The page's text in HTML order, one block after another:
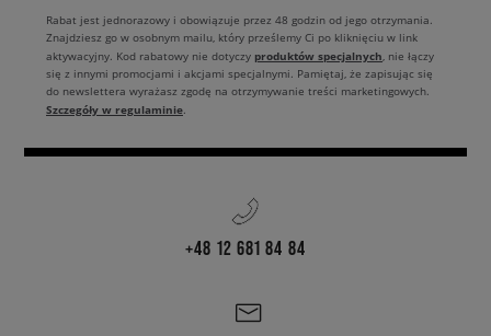
Rabat jest jednorazowy i obowiązuje przez 48 godzin od jego otrzymania.
Znajdziesz go w osobnym mailu, który prześlemy Ci po kliknięciu w link
aktywacyjny. Kod rabatowy nie dotyczy produktów specjalnych, nie łączy
się z innymi promocjami i akcjami specjalnymi. Pamiętaj, że zapisując się
do newslettera wyrażasz zgodę na otrzymywanie treści marketingowych.
Szczegóły w regulaminie.
+48 12 681 84 84